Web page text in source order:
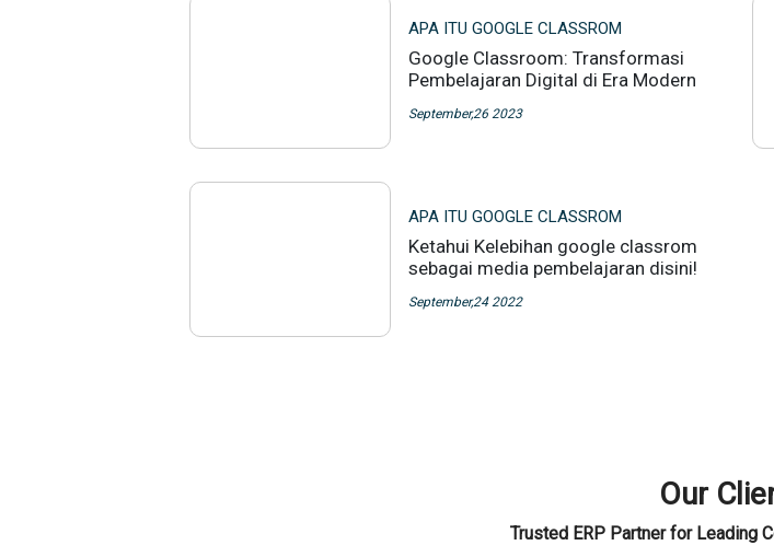
APA ITU GOOGLE CLASSROM
Google Classroom: Transformasi
Pembelajaran Digital di Era Modern
September,26 2023
APA ITU GOOGLE CLASSROM
Ketahui Kelebihan google classrom
sebagai media pembelajaran disini!
September,24 2022
Our
Trusted ERP Partner for Leading